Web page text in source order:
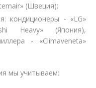
(Швеция);
кондиционеры - «LG»
Heavy» (Япония),
- «Climaveneta»
мы учитываем: